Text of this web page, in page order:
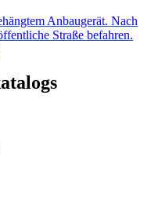
Anbaugerät. Nach
Straße befahren.